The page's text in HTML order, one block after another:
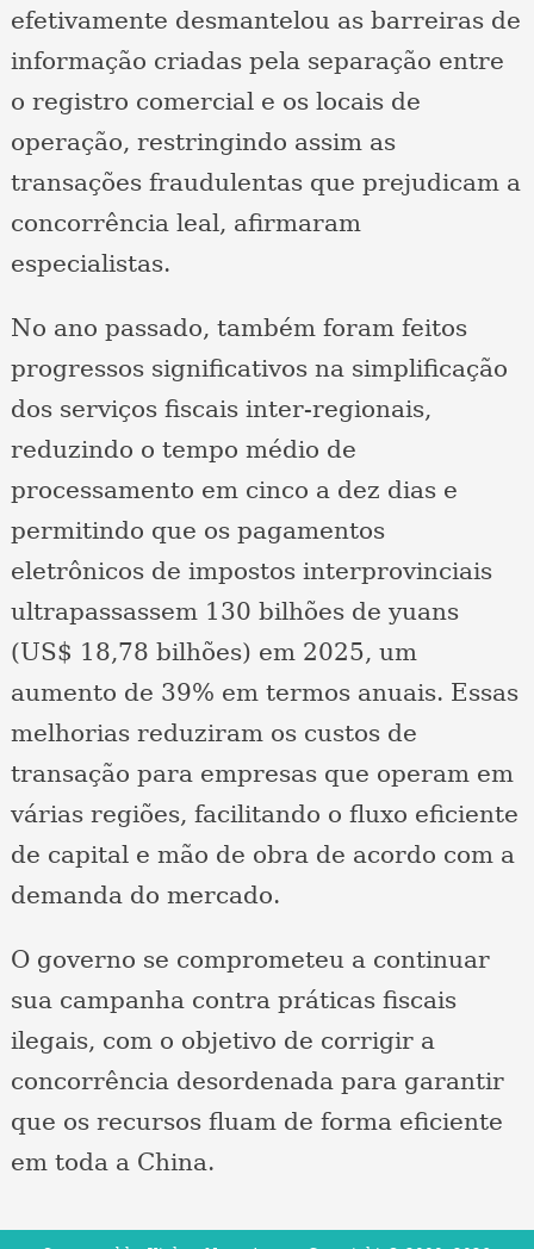
efetivamente desmantelou as barreiras de
informação criadas pela separação entre
o registro comercial e os locais de
operação, restringindo assim as
transações fraudulentas que prejudicam a
concorrência leal, afirmaram
especialistas.
No ano passado, também foram feitos
progressos significativos na simplificação
dos serviços fiscais inter-regionais,
reduzindo o tempo médio de
processamento em cinco a dez dias e
permitindo que os pagamentos
eletrônicos de impostos interprovinciais
ultrapassassem 130 bilhões de yuans
(US$ 18,78 bilhões) em 2025, um
aumento de 39% em termos anuais. Essas
melhorias reduziram os custos de
transação para empresas que operam em
várias regiões, facilitando o fluxo eficiente
de capital e mão de obra de acordo com a
demanda do mercado.
O governo se comprometeu a continuar
sua campanha contra práticas fiscais
ilegais, com o objetivo de corrigir a
concorrência desordenada para garantir
que os recursos fluam de forma eficiente
em toda a China.